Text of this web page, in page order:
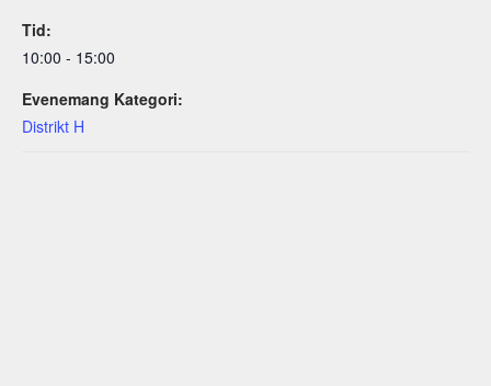
Tid:
10:00 - 15:00
Evenemang Kategori:
Distrikt H